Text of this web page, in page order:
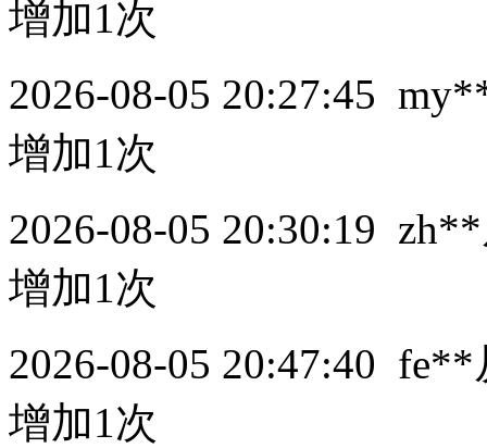
增加1次
2026-08-05 20:27:45
增加1次
2026-08-05 20:30:19 zh**
增加1次
2026-08-05 20:47:40 fe**
增加1次